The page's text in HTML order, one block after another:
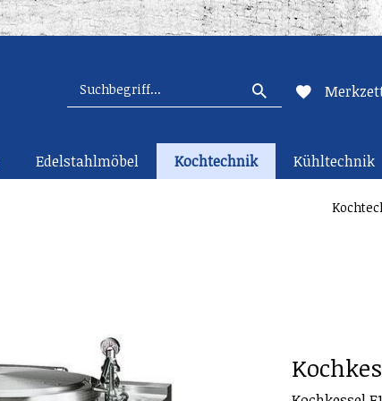
Edelstahlmöbel Kochtechnik Kühltechnik